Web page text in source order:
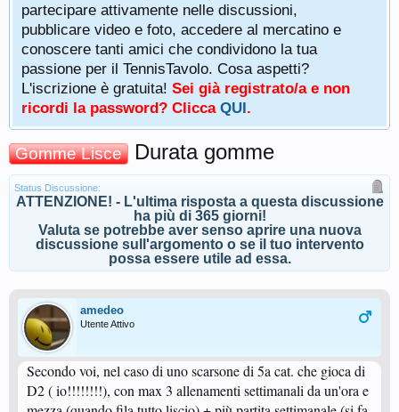
partecipare attivamente nelle discussioni,
pubblicare video e foto, accedere al mercatino e
conoscere tanti amici che condividono la tua
passione per il TennisTavolo. Cosa aspetti?
L'iscrizione è gratuita! Sei già registrato/a e non
ricordi la password? Clicca QUI.
Gomme Lisce Durata gomme
Status Discussione:
ATTENZIONE! - L'ultima risposta a questa discussione
ha più di 365 giorni!
Valuta se potrebbe aver senso aprire una nuova
discussione sull'argomento o se il tuo intervento
possa essere utile ad essa.
amedeo
Utente Attivo
Secondo voi, nel caso di uno scarsone di 5a cat. che gioca di
D2 ( io!!!!!!!!), con max 3 allenamenti settimanali da un'ora e